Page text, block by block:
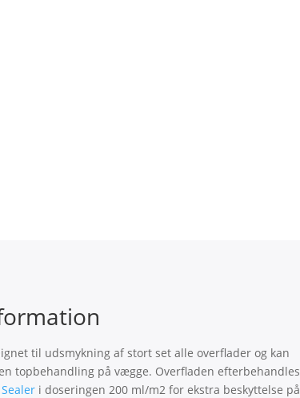
til udsmykning af stort set alle overflader og kan
topbehandling på vægge. Overfladen efterbehandles
i doseringen 200 ml/m2 for ekstra beskyttelse på